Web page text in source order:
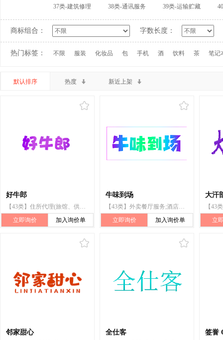
37类-建筑修理 38类-通讯服务 39类-运输贮藏
商标组合： 字数长度：
热门标签： 不限 服装 化妆品 包 手机 酒 饮料 茶 笔记
默认排序 热度 新近上架
好牛郎
【43类】住所代理(旅馆、供膳寄宿处);饭店;烹饪设备出租;流动饮食供应
立即询价
加入询价单
牛味到场
【43类】外卖餐厅服务;酒店住宿服务;家庭旅馆服务;饭店;供应乌冬面和荞麦面的餐馆;酒馆服务;饭店食宿服务;餐厅;私人厨师服务;学校食堂服务
立即询价
加入询价单
大汗
【43
立
邻家甜心 全仕客 签誉